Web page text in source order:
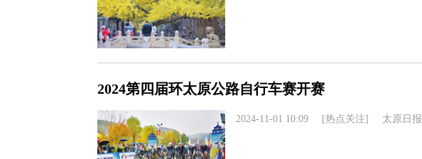
2024第四届环太原公路自行车赛开赛
2024-11-01 10:09 [热点关注] 太原日报